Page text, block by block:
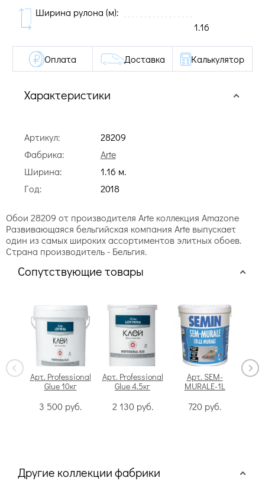
Ширина рулона (м):
1.16
Характеристики
Артикул:
28209
Фабрика:
Arte
Ширина:
1.16 м.
Год:
2018
Оплата Доставка Калькулятор
Обои 28209 от производителя Arte коллекция Amazone
Развивающаяся бельгийская компания Arte выпускает
один из самых широких ассортиментов элитных обоев.
Страна производитель - Бельгия.
Сопутствующие товары
Арт. Professional
Glue 10кг
3 500 руб.
Арт. Professional
Glue 4.5кг
2 130 руб.
Арт. SEM-
MURALE-1L
720 руб.
Другие коллекции фабрики